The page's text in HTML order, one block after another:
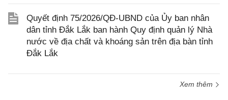
Quyết định 75/2026/QĐ-UBND của Ủy ban nhân
dân tỉnh Đắk Lắk ban hành Quy định quản lý Nhà
nước về địa chất và khoáng sản trên địa bàn tỉnh
Đắk Lắk
Xem thêm